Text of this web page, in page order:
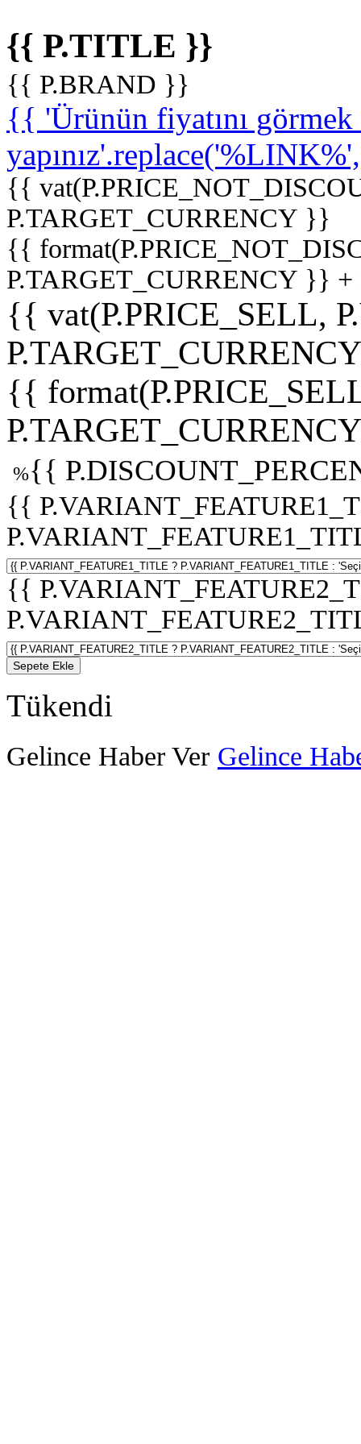
{{ P.TITLE }}
{{ P.BRAND }}
{{ 'Ürünün fiyatını
{{
P.TARGET_CURRENCY }}
{{
P.TARGET_CURRENCY }}
{{ vat(P.PRICE_SELL,
{{
%{{
{{
{{
Sepete Ekle
Tükendi
Gelince Haber Ver Gelince